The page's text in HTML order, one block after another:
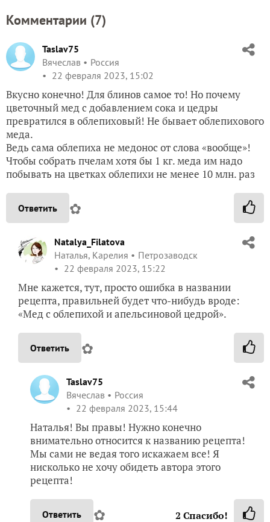
Комментарии (7)
Taslav75
Вячеслав
Россия
22 февраля 2023, 15:02
Вкусно конечно! Для блинов самое то! Но почему
цветочный мед с добавлением сока и цедры
превратился в облепиховый! Не бывает облепихового
меда.
Ведь сама облепиха не медонос от слова «вообще»!
Чтобы собрать пчелам хотя бы 1 кг. меда им надо
побывать на цветках облепихи не менее 10 млн. раз
Ответить ✿
Natalya_Filatova
Наталья, Карелия
Петрозаводск
22 февраля 2023, 15:22
Мне кажется, тут, просто ошибка в названии
рецепта, правильней будет что-нибудь вроде:
«Мед с облепихой и апельсиновой цедрой».
Ответить ✿
Taslav75
Вячеслав
Россия
22 февраля 2023, 15:44
Наталья! Вы правы! Нужно конечно
внимательно относится к названию рецепта!
Мы сами не ведая того искажаем все! Я
нисколько не хочу обидеть автора этого
рецепта!
Ответить ✿ 2 Спасибо!